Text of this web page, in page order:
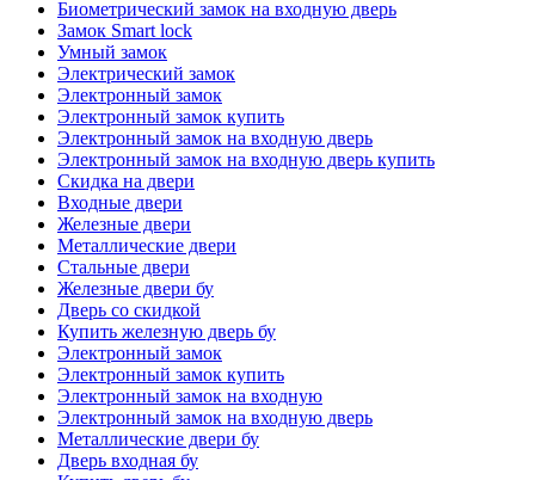
Биометрический замок на входную дверь
Замок Smart lock
Умный замок
Электрический замок
Электронный замок
Электронный замок купить
Электронный замок на входную дверь
Электронный замок на входную дверь купить
Скидка на двери
Входные двери
Железные двери
Металлические двери
Стальные двери
Железные двери бу
Дверь со скидкой
Купить железную дверь бу
Электронный замок
Электронный замок купить
Электронный замок на входную
Электронный замок на входную дверь
Металлические двери бу
Дверь входная бу